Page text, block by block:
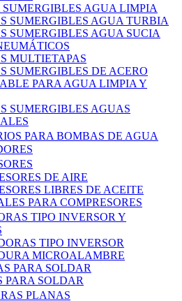
AGUA LIMPIA
SUMERGIBLES AGUA TURBIA
SUMERGIBLES AGUA SUCIA
MULTIETAPAS
SUMERGIBLES DE ACERO
PARA AGUA LIMPIA Y
SUMERGIBLES AGUAS
PARA BOMBAS DE AGUA
DE AIRE
LIBRES DE ACEITE
PARA COMPRESORES
TIPO INVERSOR Y
TIPO INVERSOR
MICROALAMBRE
PARA SOLDAR
PARA SOLDAR
PLANAS